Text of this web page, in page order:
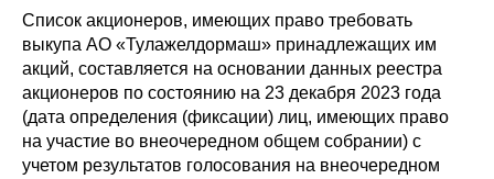
Список акционеров, имеющих право требовать
выкупа АО «Тулажелдормаш» принадлежащих им
акций, составляется на основании данных реестра
акционеров по состоянию на 23 декабря 2023 года
(дата определения (фиксации) лиц, имеющих право
на участие во внеочередном общем собрании) с
учетом результатов голосования на внеочередном